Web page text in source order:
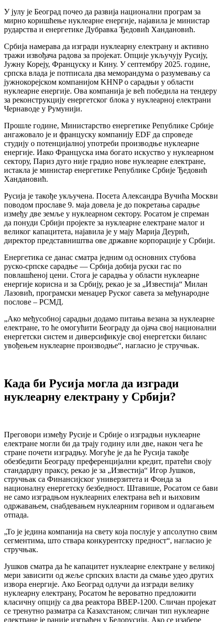
У јулу је Београд почео да развија национални програм за
мирно коришћење нуклеарне енергије, најавила је министар
рударства и енергетике Дубравка Ђедовић Хандановић.
Србија намерава да изгради нуклеарну електрану и активно
тражи извођача радова за пројекат. Опције укључују Русију,
Јужну Кореју, Француску и Кину. У септембру 2025. године,
српска влада је потписала два меморандума о разумевању са
јужнокорејском компанијом KHNP о сарадњи у области
нуклеарне енергије. Ова компанија је већ победила на тендеру
за реконструкцију енергетског блока у нуклеарној електрани
Чернаводе у Румунији.
Прошле године, Министарство енергетике Републике Србије
ангажовало је и француску компанију EDF да спроведе
студију о потенцијалној употреби производње нуклеарне
енергије. Иако Француска има богато искуство у нуклеарном
сектору, Париз дуго није градио нове нуклеарне електране,
истакла је министар енергетике Републике Србије Ђедовић
Хандановић.
Русија је такође укључена. Посета Александра Вучића Москви
поводом прославе 9. маја довела је до покретања сарадње
између две земље у нуклеарном сектору. Росатом је спреман
да понуди Србији пројекте за нуклеарне електране малог и
великог капацитета, најавила је у мају Марија Деурић,
директор представништва ове државне корпорације у Србији.
Енергетика се данас сматра једним од основних стубова
руско-српске сарадње — Србија добија руски гас по
повлашћеној цени. Стога је сарадња у области нуклеарне
енергије корисна и за Србију, рекао је за „Известија“ Милан
Лазовић, програмски менаџер Руског савета за међународне
послове – РСМД.
„Ако међусобној сарадњи додамо питања везана за нуклеарне
електране, то ће омогућити Београду да ојача свој национални
енергетски систем и диверсификује свој енергетски биланс
увођењем нуклеарне производње“, нагласио је стручњак.
Када би Русија могла да изгради
нуклеарну електрану у Србији?
Преговори између Русије и Србије о изградњи нуклеарне
електране могли би да трају годину или две, након чега ће
стране почети изградњу. Могуће је да ће Русија такође
обезбедити Београду преференцијални кредит, пратећи своју
стандардну праксу, рекао је за „Известија“ Игор Јушков,
стручњак са Финансијског универзитета и Фонда за
националну енергетску безбедност. Штавише, Росатом се бави
не само изградњом нуклеарних електрана већ и њиховим
одржавањем, снабдевањем нуклеарним горивом и одлагањем
отпада.
„То је једина компанија на свету која послује у апсолутно свим
сегментима, што ствара конкурентску предност“, нагласио је
стручњак.
Јушков сматра да ће капацитет нуклеарне електране у великој
мери зависити од жеље српских власти да смање удео других
извора енергије. Ако Београд одлучи да изгради велику
нуклеарну електрану, Росатом ће вероватно предложити
класичну опцију са два реактора ВВЕР-1200. Сличан пројекат
се тренутно разматра са Казахстаном; сличан тип нуклеарне
електране је раније изграђен у Белорусији. Ако се изабере